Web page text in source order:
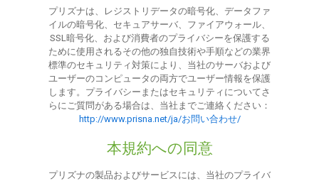
プリズナは、レジストリデータの暗号化、データファ
イルの暗号化、セキュアサーバ、ファイアウォール、
SSL暗号化、および消費者のプライバシーを保護する
ために使用されるその他の独自技術や手順などの業界
標準のセキュリティ対策により、当社のサーバおよび
ユーザーのコンピュータの両方でユーザー情報を保護
します。プライバシーまたはセキュリティについてさ
らにご質問がある場合は、当社までご連絡ください：
http://www.prisna.net/ja/お問い合わせ/
本規約への同意
プリズナの製品およびサービスには、当社のプライバ